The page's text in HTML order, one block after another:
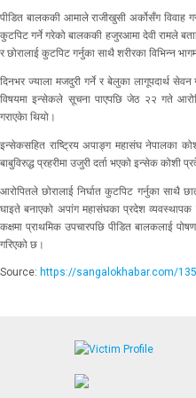
पीडित बालककी आमाले राजीखुसी अर्कोसँग विवाह
कुटपिट गर्ने गरेको बालककी हजुरआमा देवी रामले
र छोरालाई कुटपिट गर्नुका साथै शरीरका विभिन्न
दिनभर ज्याला मजदुरी गर्ने र बेलुका लागूपदार्थ सेवन
विषयमा इन्सेकले सूचना पाएपछि जेठ २२ गते
गराएकेा थियो।
इन्सेकसहित राष्ट्रिय अपाङ्ग महासंघ नेपालका
बाबुविरुद्ध प्रहरीमा उजुरी दर्ता भएको इन्सेक
आरोपितले छोरालाई निर्घात कुटपिट गर्नुका साथै
घाइते बनाएको अपांग महासंघका प्रदेश
कक्षमा प्राथमिक उपचारपछि पीडित बालकलाई
गरिएको छ।
Source: https://sangalokhabar.com/